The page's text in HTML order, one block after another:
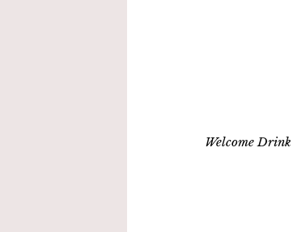
Welcome Drink